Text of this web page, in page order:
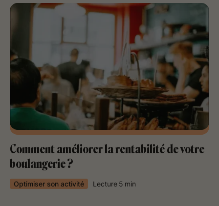
Comment améliorer la rentabilité de votre
boulangerie ?
Optimiser son activité Lecture 5 min